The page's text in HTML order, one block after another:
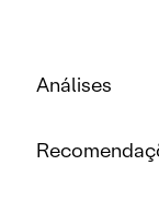
Análises